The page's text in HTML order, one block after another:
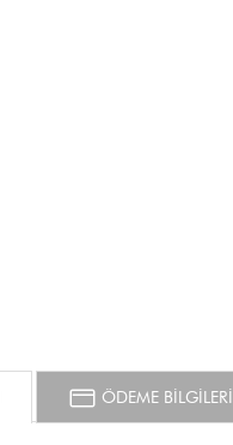
ÖDEME BİLGİLERİ